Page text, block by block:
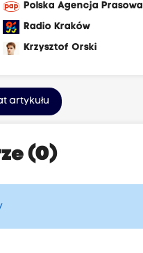
Polska Agencja Prasowa
Radio Kraków
Krzysztof Orski
artykułu
(0)